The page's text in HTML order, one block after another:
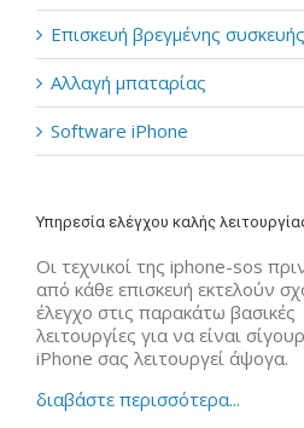
Επισκευή βρεγμένης συσκευής
Αλλαγή μπαταρίας
Software iPhone
Υπηρεσία ελέγχου καλής
Οι τεχνικοί της iphone-sos
από κάθε επισκευή εκτελούν
έλεγχο στις παρακάτω βασικές
λειτουργίες για να είναι
iPhone σας λειτουργεί άψογα.
διαβάστε περισσότερα...